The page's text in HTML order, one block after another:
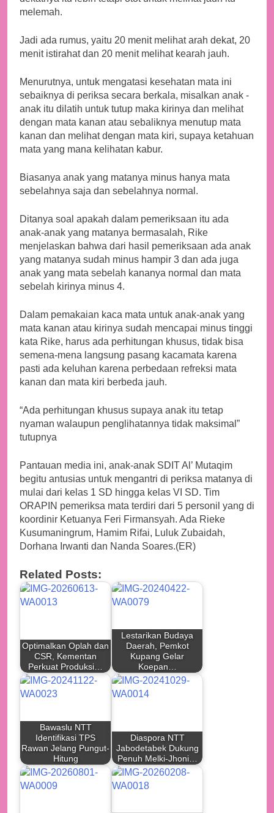
melemah.
Jadi ada rumus, yaitu 20 menit melihat arah dekat, 20
menit istirahat dan 20 menit melihat kearah jauh.
Menurutnya, untuk mengatasi kesehatan mata ini
sebaiknya di periksa secara berkala, misalkan anak -
anak itu dilatih untuk tutup maka kirinya dan melihat
dengan mata kanan atau sebaliknya menutup mata
kanan dan melihat dengan mata kiri, supaya ketahuan
mata yang mana kelihatan kabur.
Biasanya anak yang matanya minus hanya mata
sebelahnya saja dan sebelahnya normal.
Ditanya soal apakah dalam pemeriksaan itu ada
anak-anak yang matanya bermasalah, Rike
menjelaskan bahwa dari hasil pemeriksaan ada anak
yang matanya sudah minus hampir 3 dan ada juga
anak yang mata sebelah kananya normal dan mata
sebelah kirinya minus 4.
Dalam pemakaian kaca mata untuk anak-anak yang
mata kanan atau kirinya sudah mencapai minus tinggi
kata Rike, harus ada perhitungan khusus, tidak bisa
semena-mena langsung pasang kacamata karena
pasti ada keluhan karena perbedaan refreksi mata
kanan dan mata kiri berbeda jauh.
“Ada perhitungan khusus supaya anak itu tetap
nyaman walaupun penglihatannya tidak maksimal”
tutupnya
Pantauan media ini, anak-anak SDIT Al’ Mutaqim
begitu antusias untuk mengantri di periksa matanya di
mulai dari kelas 1 SD hingga kelas VI SD. Tim
ORAPIN pemeriksa mata terdiri dari 5 personil yang di
koordinir Ketuanya Feri Firmansyah. Ada Rieke
Kusumaningrum, Hamim Rifai, Luluk Zubaidah,
Dorhana Irwanti dan Nanda Soares.(ER)
Related Posts:
Optimalkan Oplah dan
CSR, Kementan
Perkuat Produksi…
Lestarikan Budaya
Daerah, Pemkot
Kupang Gelar
Koepan…
Bawaslu NTT
Identifikasi TPS
Rawan Jelang Pungut-
Hitung
Diaspora NTT
Jabodetabek Dukung
Penuh Melki-Jhoni…